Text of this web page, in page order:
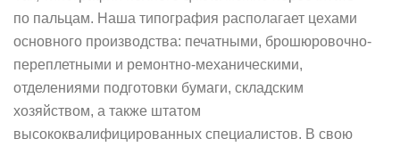
по пальцам. Наша типография располагает цехами
основного производства: печатными, брошюровочно-
переплетными и ремонтно-механическими,
отделениями подготовки бумаги, складским
хозяйством, а также штатом
высококвалифицированных специалистов. В свою